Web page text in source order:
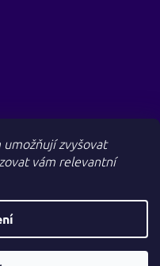
zvyšovat
vám relevantní